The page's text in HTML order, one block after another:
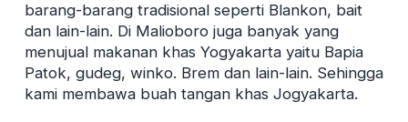
barang-barang tradisional seperti Blankon, bait
dan lain-lain. Di Malioboro juga banyak yang
menujual makanan khas Yogyakarta yaitu Bapia
Patok, gudeg, winko. Brem dan lain-lain. Sehingga
kami membawa buah tangan khas Jogyakarta.